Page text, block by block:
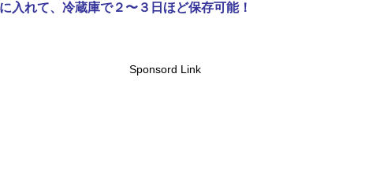
入れて、冷蔵庫で２〜３日ほど保存可能！
Sponsord Link